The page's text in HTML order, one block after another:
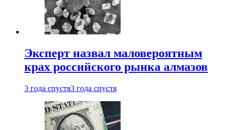
Эксперт назвал маловероятным
крах российского рынка алмазов
3 года спустя3 года спустя